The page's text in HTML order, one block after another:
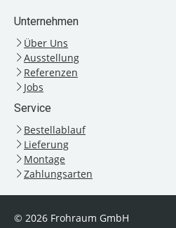
Unternehmen
Über Uns
Ausstellung
Referenzen
Jobs
Service
Bestellablauf
Lieferung
Montage
Zahlungsarten
© 2026 Frohraum GmbH